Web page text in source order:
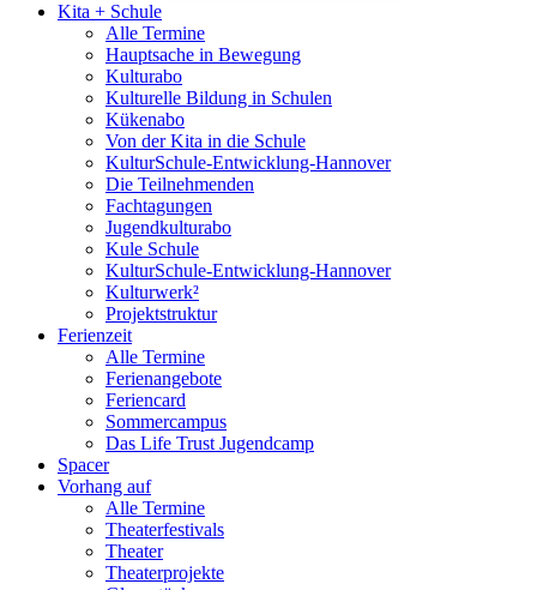
Kita + Schule
Alle Termine
Hauptsache in Bewegung
Kulturabo
Kulturelle Bildung in Schulen
Kükenabo
Von der Kita in die Schule
KulturSchule-Entwicklung-Hannover
Die Teilnehmenden
Fachtagungen
Jugendkulturabo
Kule Schule
KulturSchule-Entwicklung-Hannover
Kulturwerk²
Projektstruktur
Ferienzeit
Alle Termine
Ferienangebote
Feriencard
Sommercampus
Das Life Trust Jugendcamp
Spacer
Vorhang auf
Alle Termine
Theaterfestivals
Theater
Theaterprojekte